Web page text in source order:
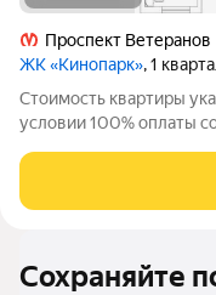
Проспект Ветеранов
ЖК «Кинопарк», 1
Стоимость квартиры
условии 100% оплаты
(Росстройинвест).
Очередь 1, Корпус 1
Сохраняйте